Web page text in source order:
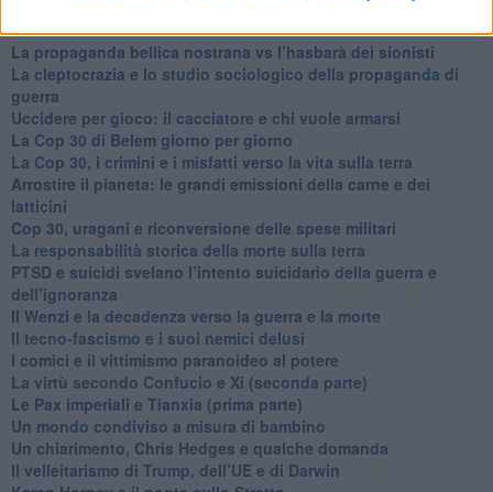
​La disinformazione climatica veicolata dai media
Senza una Retta Visione l’Uomo è un automa
​La propaganda bellica nostrana vs l’hasbarà dei sionisti
​La cleptocrazia e lo studio sociologico della propaganda di
guerra
​Uccidere per gioco: il cacciatore e chi vuole armarsi
​La Cop 30 di Belem giorno per giorno
La Cop 30, i crimini e i misfatti verso la vita sulla terra
Arrostire il pianeta: le grandi emissioni della carne e dei
latticini
​Cop 30, uragani e riconversione delle spese militari
La responsabilità storica della morte sulla terra
PTSD e suicidi svelano l’intento suicidario della guerra e
dell’ignoranza
Il Wenzi e la decadenza verso la guerra e la morte
​Il tecno-fascismo e i suoi nemici delusi
​I comici e il vittimismo paranoideo al potere
​La virtù secondo Confucio e Xi (seconda parte)
Le Pax imperiali e Tianxia (prima parte)
Un mondo condiviso a misura di bambino
​Un chiarimento, Chris Hedges e qualche domanda
Il velleitarismo di Trump, dell’UE e di Darwin